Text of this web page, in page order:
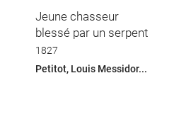
Jeune chasseur
blessé par un serpent
1827
Petitot, Louis Messidor...